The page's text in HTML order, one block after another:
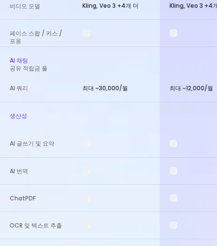
비디오 모델
페이스 스왑 / 키스 /
포옹
AI 채팅
공유 적립금 풀
AI 쿼리
생산성
AI 글쓰기 및 요약
AI 번역
ChatPDF
OCR 및 텍스트 추출
Kling, Veo 3 +4개 더
최대 ~30,000/월
Kling, Veo 3 +4
최대 ~12,000/월